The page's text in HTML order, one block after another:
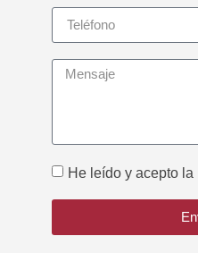
He leído y acepto la